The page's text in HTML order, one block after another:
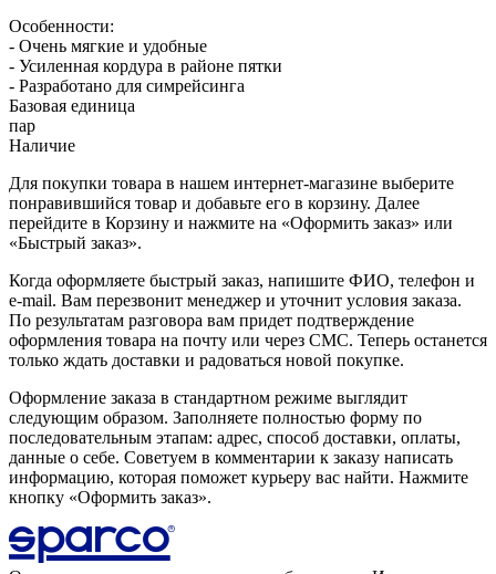
Особенности:
- Очень мягкие и удобные
- Усиленная кордура в районе пятки
- Разработано для симрейсинга
Базовая единица
пар
Наличие
Для покупки товара в нашем интернет-магазине выберите
понравившийся товар и добавьте его в корзину. Далее
перейдите в Корзину и нажмите на «Оформить заказ» или
«Быстрый заказ».
Когда оформляете быстрый заказ, напишите ФИО, телефон и
e-mail. Вам перезвонит менеджер и уточнит условия заказа.
По результатам разговора вам придет подтверждение
оформления товара на почту или через СМС. Теперь останется
только ждать доставки и радоваться новой покупке.
Оформление заказа в стандартном режиме выглядит
следующим образом. Заполняете полностью форму по
последовательным этапам: адрес, способ доставки, оплаты,
данные о себе. Советуем в комментарии к заказу написать
информацию, которая поможет курьеру вас найти. Нажмите
кнопку «Оформить заказ».